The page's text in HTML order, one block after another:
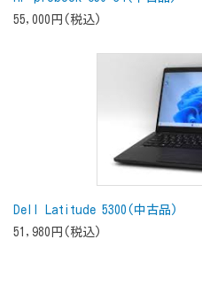
55,000円(税込)
Dell Latitude 5300(中古品)
51,980円(税込)